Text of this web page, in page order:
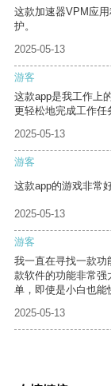
这款加速器VPM应
护。
2025-05-13
游客
这款app是我工作上
更轻松地完成工作任
2025-05-13
游客
这款app的游戏非常
2025-05-13
游客
我一直在寻找一款功
款软件的功能非常强
单，即使是小白也能
2025-05-13